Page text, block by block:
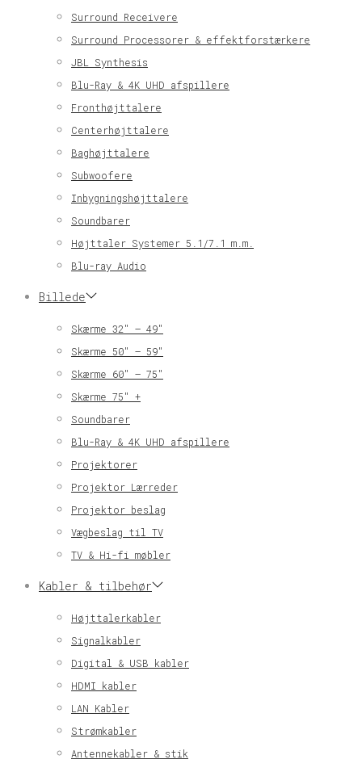
Surround Receivere
Surround Processorer & effektforstærkere
JBL Synthesis
Blu-Ray & 4K UHD afspillere
Fronthøjttalere
Centerhøjttalere
Baghøjttalere
Subwoofere
Inbygningshøjttalere
Soundbarer
Højttaler Systemer 5.1/7.1 m.m.
Blu-ray Audio
Billede
Skærme 32″ – 49″
Skærme 50″ – 59″
Skærme 60″ – 75″
Skærme 75″ +
Soundbarer
Blu-Ray & 4K UHD afspillere
Projektorer
Projektor Lærreder
Projektor beslag
Vægbeslag til TV
TV & Hi-fi møbler
Kabler & tilbehør
Højttalerkabler
Signalkabler
Digital & USB kabler
HDMI kabler
LAN Kabler
Strømkabler
Antennekabler & stik